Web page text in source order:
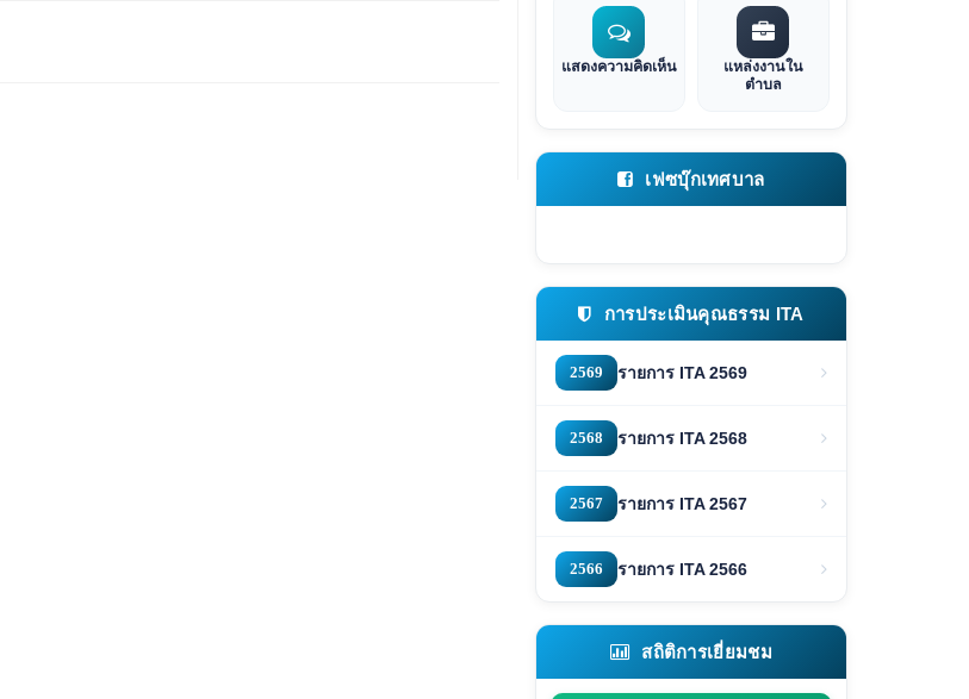
แสดงความคิดเห็น
แหล่งงานใน
ตำบล
เฟซบุ๊กเทศบาล
การประเมินคุณธรรม ITA
2569 รายการ ITA 2569
2568 รายการ ITA 2568
2567 รายการ ITA 2567
2566 รายการ ITA 2566
สถิติการเยี่ยมชม